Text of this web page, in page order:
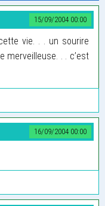
15/09/2004 00:00
vie. . . un sourire
merveilleuse. . . c’est
16/09/2004 00:00